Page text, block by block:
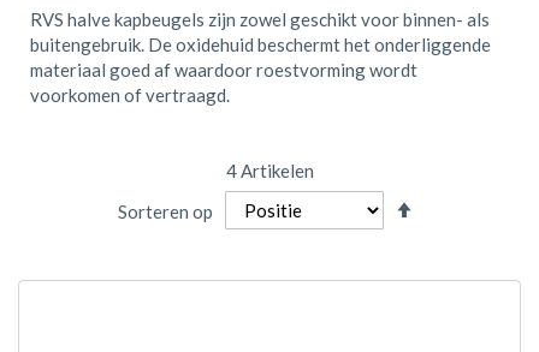
RVS halve kapbeugels zijn zowel geschikt voor binnen- als
buitengebruik. De oxidehuid beschermt het onderliggende
materiaal goed af waardoor roestvorming wordt
voorkomen of vertraagd.
4Artikelen
Sorteren op
laag